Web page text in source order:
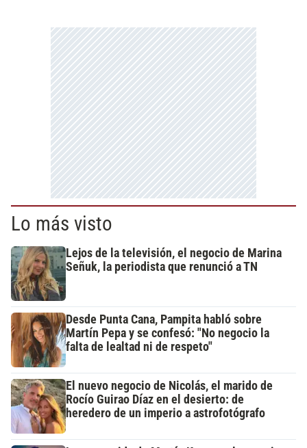
Lo más visto
Lejos de la televisión, el negocio de Marina
Señuk, la periodista que renunció a TN
Desde Punta Cana, Pampita habló sobre
Martín Pepa y se confesó: "No negocio la
falta de lealtad ni de respeto"
El nuevo negocio de Nicolás, el marido de
Rocío Guirao Díaz en el desierto: de
heredero de un imperio a astrofotógrafo